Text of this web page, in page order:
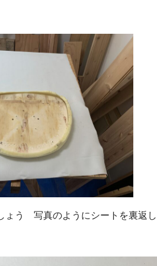
ょう 写真のようにシートを裏返し